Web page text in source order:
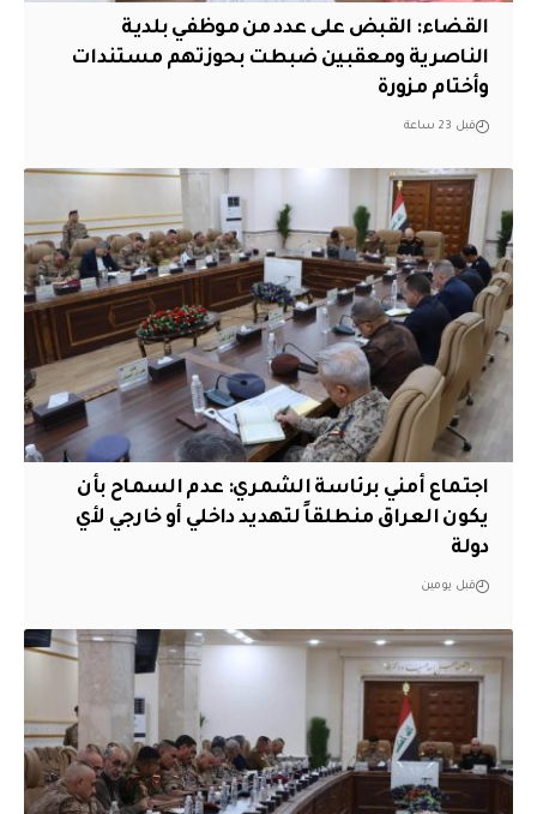
القضاء: القبض على عدد من موظفي بلدية
الناصرية ومعقبين ضبطت بحوزتهم مستندات
وأختام مزورة
قبل 23 ساعة
اجتماع أمني برئاسة الشمري: عدم السماح بأن
يكون العراق منطلقاً لتهديد داخلي أو خارجي لأي
دولة
قبل يومين